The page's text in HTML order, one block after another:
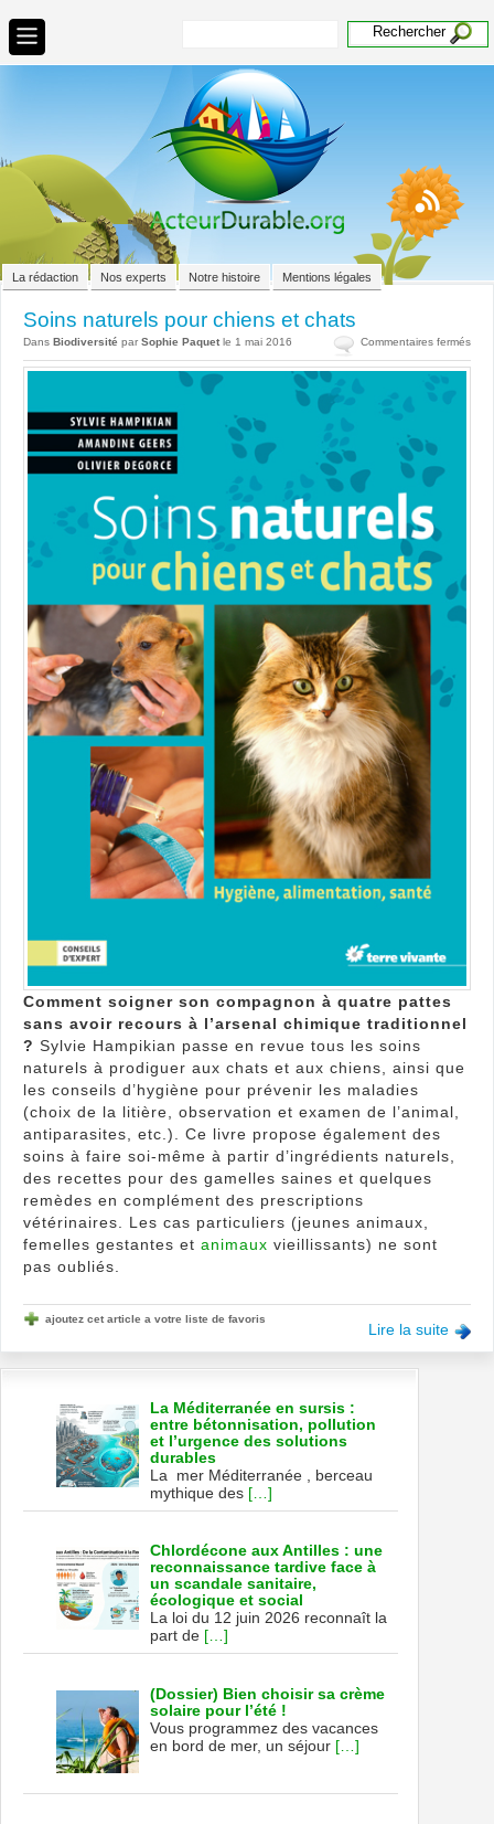
La rédaction Nos experts Notre histoire Mentions légales
Soins naturels pour chiens et chats
Dans Biodiversité par Sophie Paquet le 1 mai 2016 Commentaires ferméssur
Comment soigner son compagnon à quatre pattes
sans avoir recours à l’arsenal chimique traditionnel
? Sylvie Hampikian passe en revue tous les soins
naturels à prodiguer aux chats et aux chiens, ainsi que
les conseils d’hygiène pour prévenir les maladies
(choix de la litière, observation et examen de l’animal,
antiparasites, etc.). Ce livre propose également des
soins à faire soi-même à partir d’ingrédients naturels,
des recettes pour des gamelles saines et quelques
remèdes en complément des prescriptions
vétérinaires. Les cas particuliers (jeunes animaux,
femelles gestantes et animaux vieillissants) ne sont
pas oubliés.
Lire la suite
ajoutez cet article a votre liste de favoris
La Méditerranée en sursis :
entre bétonnisation, pollution
et l’urgence des solutions
durables
La mer Méditerranée , berceau
mythique des […]
Chlordécone aux Antilles : une
reconnaissance tardive face à
un scandale sanitaire,
écologique et social
La loi du 12 juin 2026 reconnaît la
part de […]
(Dossier) Bien choisir sa crème
solaire pour l’été !
Vous programmez des vacances
en bord de mer, un séjour […]